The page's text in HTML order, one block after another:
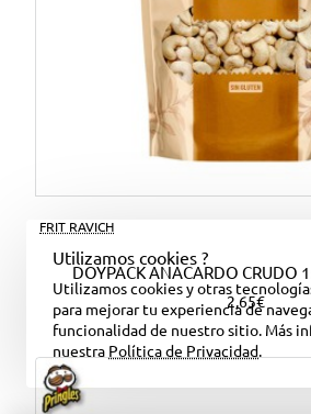
Utilizamos cookies ?
Utilizamos cookies y otras
para mejorar tu experiencia de
funcionalidad de nuestro sitio. Más
nuestra Política de Privacidad.
FRIT RAVICH
DOYPACK ANACARDO CRUDO
2,65€